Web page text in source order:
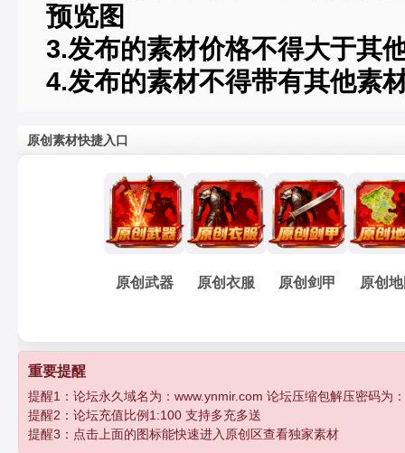
预览图
3.发布的素材价格不得大于其
4.发布的素材不得带有其他素
原创素材快捷入口
原创武器 原创衣服 原创剑甲 原创
重要提醒
提醒1：论坛永久域名为：www.ynmir.com 论坛压缩包解压密码为
提醒2：论坛充值比例1:100 支持多充多送
提醒3：点击上面的图标能快速进入原创区查看独家素材